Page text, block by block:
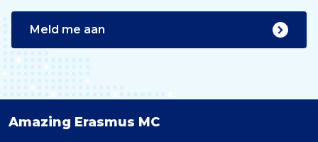
Meld me aan
Amazing Erasmus MC